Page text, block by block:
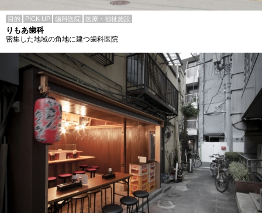
目的 PICK UP 歯科医院 医療・福祉施設
りもあ歯科
密集した地域の角地に建つ歯科医院